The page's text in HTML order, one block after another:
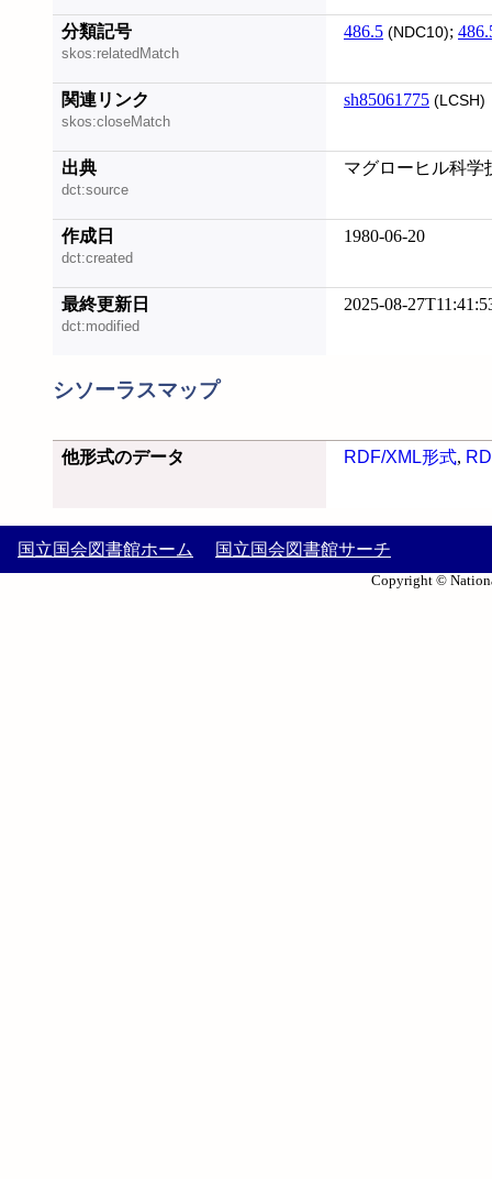
分類記号
skos:relatedMatch
486.5 (NDC10);
関連リンク
skos:closeMatch
sh85061775 (LCSH)
出典
dct:source
マグローヒル科学
作成日
dct:created
1980-06-20
最終更新日
dct:modified
2025-08-
シソーラスマップ
他形式のデータ RDF/XML形式,
国立国会図書館ホーム 国立国会図書館サーチ
Copyright ©